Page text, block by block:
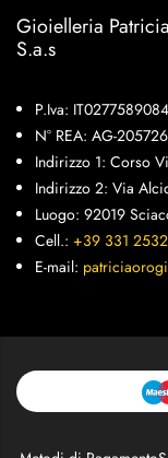
Gioielleria
S.a.s
P.Iva:
N° REA: AG-205726
Indirizzo 1: Corso
Indirizzo 2: Via
Luogo: 92019
Cell.: +39 331
E-mail: